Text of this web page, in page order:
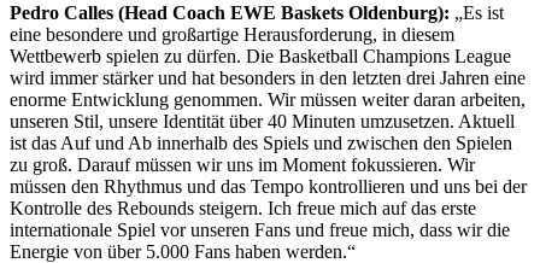
Pedro Calles (Head Coach EWE Baskets Oldenburg): „Es ist
eine besondere und großartige Herausforderung, in diesem
Wettbewerb spielen zu dürfen. Die Basketball Champions League
wird immer stärker und hat besonders in den letzten drei Jahren eine
enorme Entwicklung genommen. Wir müssen weiter daran arbeiten,
unseren Stil, unsere Identität über 40 Minuten umzusetzen. Aktuell
ist das Auf und Ab innerhalb des Spiels und zwischen den Spielen
zu groß. Darauf müssen wir uns im Moment fokussieren. Wir
müssen den Rhythmus und das Tempo kontrollieren und uns bei der
Kontrolle des Rebounds steigern. Ich freue mich auf das erste
internationale Spiel vor unseren Fans und freue mich, dass wir die
Energie von über 5.000 Fans haben werden.“